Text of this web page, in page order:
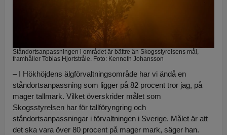
Ståndortsanpassningen i området är bättre än Skogsstyrelsens mål,
framhåller Tobias Hjortstråle. Foto: Kenneth Johansson
– I Hökhöjdens älgförvaltningsområde har vi ändå en
ståndortsanpassning som ligger på 82 procent tror jag, på
mager tallmark. Vilket överskrider målet som
Skogsstyrelsen har för tallföryngring och
ståndortsanpassningar i förvaltningen i Sverige. Målet är att
det ska vara över 80 procent på mager mark, säger han.